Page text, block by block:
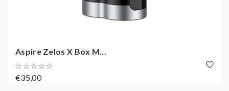
Aspire Zelos X Box M...
€35,00